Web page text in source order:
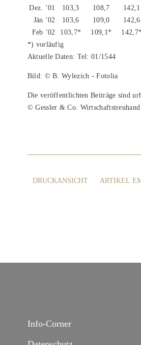
Dez. ’01
103,3 108,7 142,1
Jän ’02
103,6 109,0 142,6
Feb ’02
103,7* 109,1*
*) vorläufig
Aktuelle Daten: Tel: 01/1544
Bild: © B. Wylezich - Fotolia
Die veröffentlichten Beiträge sind
© Gessler & Co.
DRUCKANSICHT ARTIKEL
Info-Corner